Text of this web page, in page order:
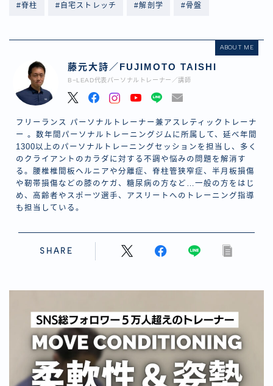
#脊柱 #自宅ストレッチ #解剖学 #骨盤
ABOUT ME
藤元大詩／FUJIMOTO TAISHI
B−LEAD代表パーソナルトレーナー／講師
フリーランス パーソナルトレーナー兼アスレティックトレーナ
ー 。数年間パーソナルトレーニングジムに所属して、延べ年間
1300以上のパーソナルトレーニングセッションを担当し、多く
のクライアントのカラダに対する不調や悩みの問題を解消す
る。腰椎椎間板ヘルニアや分離症、脊柱管狭窄症、半月板損傷
や靭帯損傷などの膝のケガ、糖尿病の方など…一般の方をはじ
め、高齢者やスポーツ選手、アスリートへのトレーニング指導
も担当している。
SHARE